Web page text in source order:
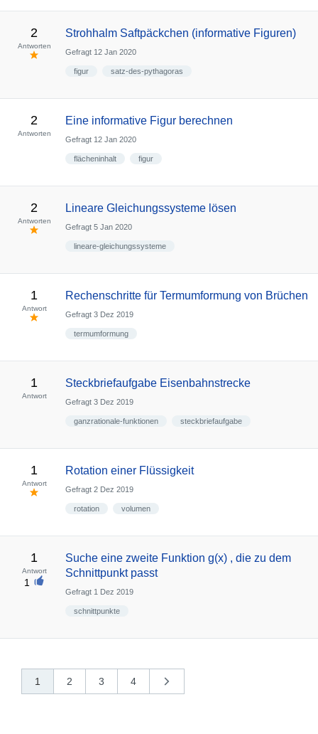
2
Antworten
Strohhalm Saftpäckchen (informative Figuren)
Gefragt 12 Jan 2020
figur satz-des-pythagoras
2
Antworten
Eine informative Figur berechnen
Gefragt 12 Jan 2020
flächeninhalt figur
2
Antworten
Lineare Gleichungssysteme lösen
Gefragt 5 Jan 2020
lineare-gleichungssysteme
1
Antwort
Rechenschritte für Termumformung von Brüchen
Gefragt 3 Dez 2019
termumformung
1
Antwort
Steckbriefaufgabe Eisenbahnstrecke
Gefragt 3 Dez 2019
ganzrationale-funktionen steckbriefaufgabe
1
Antwort
Rotation einer Flüssigkeit
Gefragt 2 Dez 2019
rotation volumen
1
Antwort
1
Suche eine zweite Funktion g(x) , die zu dem
Schnittpunkt passt
Gefragt 1 Dez 2019
schnittpunkte
1 2 3 4